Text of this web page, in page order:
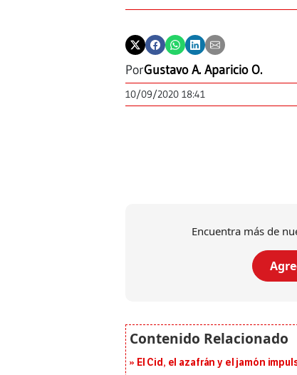
PorGustavo A. Aparicio O.
10/09/2020 18:41
Encuentra más de
El Cid, el azafrán y el jamón